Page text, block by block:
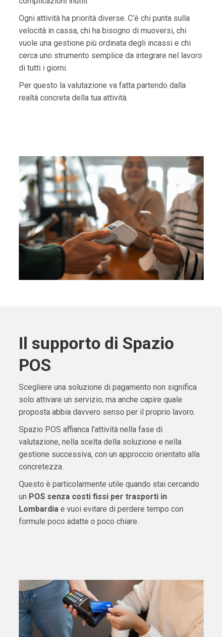
Ogni attività ha priorità diverse. C’è chi punta sulla
velocità in cassa, chi ha bisogno di muoversi, chi
vuole una gestione più ordinata degli incassi e chi
cerca uno strumento semplice da integrare nel lavoro
di tutti i giorni.
Per questo la valutazione va fatta partendo dalla
realtà concreta della tua attività.
Il supporto di Spazio
POS
Scegliere una soluzione di pagamento non significa
solo attivare un servizio, ma anche capire quale
proposta abbia davvero senso per il proprio lavoro.
Spazio POS affianca l’attività nella fase di
valutazione, nella scelta della soluzione e nella
gestione successiva, con un approccio orientato alla
concretezza.
Questo è particolarmente utile quando stai cercando
un POS senza costi fissi per trasporti in
Lombardiae vuoi evitare di perdere tempo con
formule poco adatte o poco chiare.